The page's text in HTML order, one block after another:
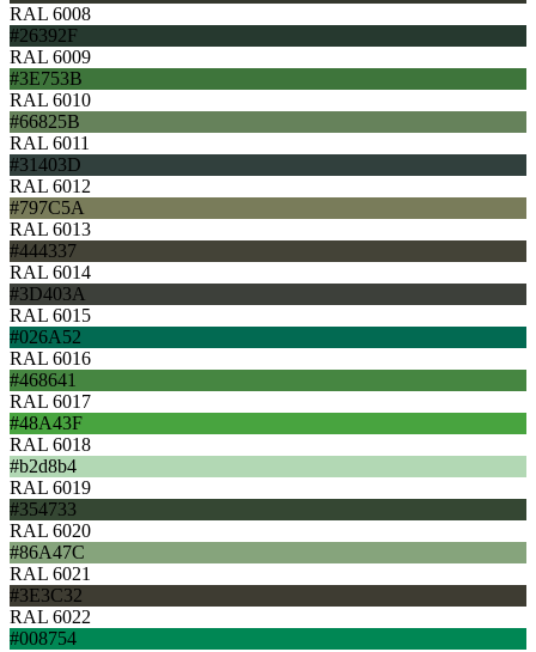
RAL 6008
#26392F
RAL 6009
#3E753B
RAL 6010
#66825B
RAL 6011
#31403D
RAL 6012
#797C5A
RAL 6013
#444337
RAL 6014
#3D403A
RAL 6015
#026A52
RAL 6016
#468641
RAL 6017
#48A43F
RAL 6018
#b2d8b4
RAL 6019
#354733
RAL 6020
#86A47C
RAL 6021
#3E3C32
RAL 6022
#008754